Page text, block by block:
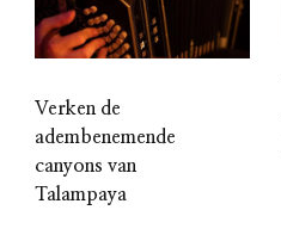
Verken de
adembenemende
canyons van
Talampaya